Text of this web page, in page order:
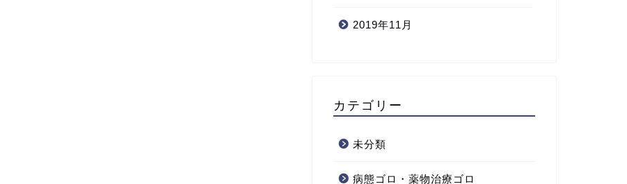
2019年11月
カテゴリー
未分類
病態ゴロ・薬物治療ゴロ